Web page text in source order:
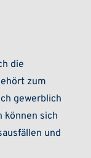
die
zum
gewerblich
können sich
und